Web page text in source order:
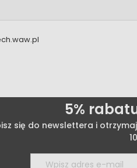
5%
się do newslettera i